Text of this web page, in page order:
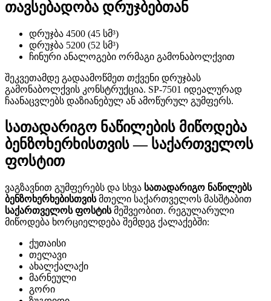
თავსებადობა დრუჯბებთან
დრუჯბა 4500 (45 სმ³)
დრუჯბა 5200 (52 სმ³)
ჩინური ანალოგები ორმაგი გამონაბოლქვით
შეკვეთამდე გადაამოწმეთ თქვენი დრუჯბას
გამონაბოლქვის კონსტრუქცია. SP-7501 იდეალურად
ჩაანაცვლებს დაზიანებულ ან ამოწურულ გუმფერს.
სათადარიგო ნაწილების მიწოდება
ბენზოხერხისთვის — საქართველოს
ფოსტით
ვაგზავნით გუმფერებს და სხვა სათადარიგო ნაწილებს
ბენზოხერხებისთვისმთელი საქართველოს მასშტაბით
საქართველოს ფოსტისმეშვეობით. რეგულარული
მიწოდება ხორციელდება შემდეგ ქალაქებში:
ქუთაისი
თელავი
ახალქალაქი
მარნეული
გორი